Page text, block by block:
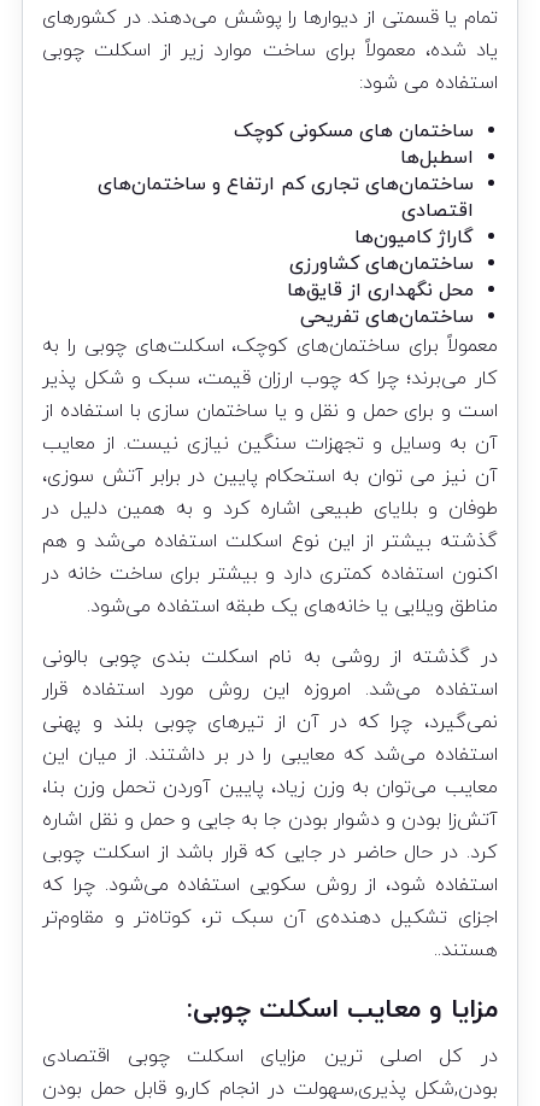
تمام یا قسمتی از دیوارها را پوشش می‌دهند. در کشورهای
یاد شده، معمولاً برای ساخت موارد زیر از اسکلت چوبی
استفاده می شود:
ساختمان های مسکونی کوچک
اسطبل‌ها
ساختمان‌های تجاری کم ارتفاع و ساختمان‌های
اقتصادی
گاراژ کامیون‌ها
ساختمان‌های کشاورزی
محل نگهداری از قایق‌ها
ساختمان‌های تفریحی
معمولاً برای ساختمان‌های کوچک، اسکلت‌های چوبی را به
کار می‌برند؛ چرا که چوب ارزان قیمت، سبک و شکل پذیر
است و برای حمل و نقل و یا ساختمان سازی با استفاده از
آن به وسایل و تجهزات سنگین نیازی نیست. از معایب
آن نیز می توان به استحکام پایین در برابر آتش سوزی،
طوفان و بلایای طبیعی اشاره کرد و به همین دلیل در
گذشته بیشتر از این نوع اسکلت استفاده می‌شد و هم
اکنون استفاده کمتری دارد و بیشتر برای ساخت خانه در
مناطق ویلایی یا خانه‌های یک طبقه استفاده می‌شود.
در گذشته از روشی به نام اسکلت بندی چوبی بالونی
استفاده می‌شد. امروزه این روش مورد استفاده قرار
نمی‌گیرد، چرا که در آن از تیرهای چوبی بلند و پهنی
استفاده می‌شد که معایبی را در بر داشتند. از میان این
معایب می‌توان به وزن زیاد، پایین آوردن تحمل وزن بنا،
آتش‌زا بودن و دشوار بودن جا به جایی و حمل و نقل اشاره
کرد. در حال حاضر در جایی که قرار باشد از اسکلت چوبی
استفاده شود، از روش سکویی استفاده می‌شود. چرا که
اجزای تشکیل دهنده‌ی آن سبک تر، کوتاه‌تر و مقاوم‌تر
هستند..
مزایا و معایب اسکلت چوبی:
در کل اصلی ترین مزایای اسکلت چوبی اقتصادی
بودن,شکل پذیری,سهولت در انجام کار,و قابل حمل بودن